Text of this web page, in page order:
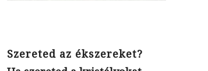
Szereted az ékszereket?